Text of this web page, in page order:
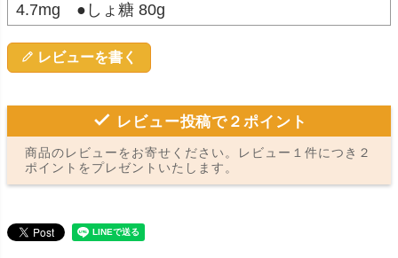
4.7mg ●しょ糖 80g
レビューを書く
レビュー投稿で２ポイント
商品のレビューをお寄せください。レビュー１件につき２
ポイントをプレゼントいたします。